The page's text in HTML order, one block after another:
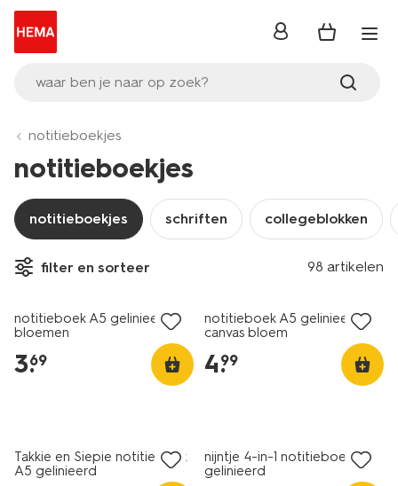
waar ben je naar op zoek?
inloggen
notitieboekjes
notitieboekjes
notitieboekjes schriften collegeblokken
filter en sorteer 98 artikelen
nieuw
notitieboek A5 gelinieerd
bloemen
3.
69
notitieboek A5 gelinieerd
canvas bloem
4.
99
Takkie en Siepie notitieboek
A5 gelinieerd
nijntje 4-in-1 notitieboek A5
gelinieerd